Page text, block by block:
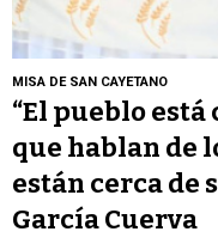
MISA DE SAN CAYETANO
“El pueblo
que hablan de
están cerca de
García Cuerva